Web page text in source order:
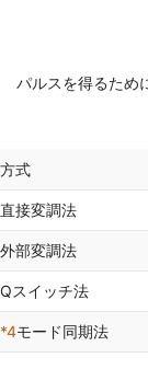
パルスを得るため
方式
直接変調法
外部変調法
Qスイッチ法
*4モード同期法